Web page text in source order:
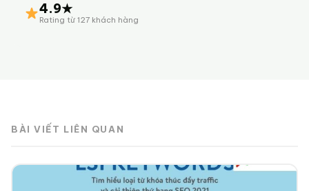
4.9★
Rating từ 127 khách hàng
BÀI VIẾT LIÊN QUAN